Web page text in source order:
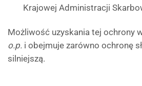
Krajowej Administracji
Możliwość uzyskania tej ochrony
o.p. i obejmuje zarówno ochronę
silniejszą.